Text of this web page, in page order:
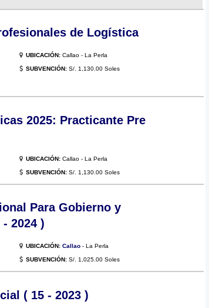
de Logística
UBICACIÓN: Callao - La Perla
SUBVENCIÓN: S/. 1,130.00 Soles
2025: Practicante Pre
UBICACIÓN: Callao - La Perla
SUBVENCIÓN: S/. 1,130.00 Soles
Para Gobierno y
2024 )
UBICACIÓN: Callao - La Perla
SUBVENCIÓN: S/. 1,025.00 Soles
( 15 - 2023 )